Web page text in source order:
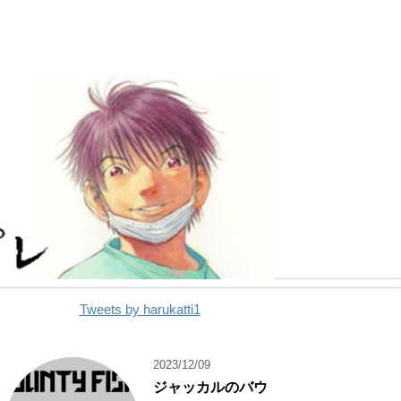
Tweets by harukatti1
2023/12/09
ジャッカルのバウ